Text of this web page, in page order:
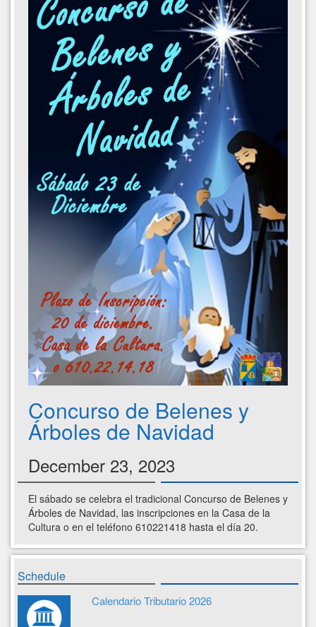
Concurso de Belenes y
Árboles de Navidad
December 23, 2023
El sábado se celebra el tradicional Concurso de Belenes y
Árboles de Navidad, las inscripciones en la Casa de la
Cultura o en el teléfono 610221418 hasta el día 20.
Schedule
Calendario Tributario 2026